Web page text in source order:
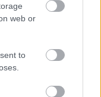
web or
to